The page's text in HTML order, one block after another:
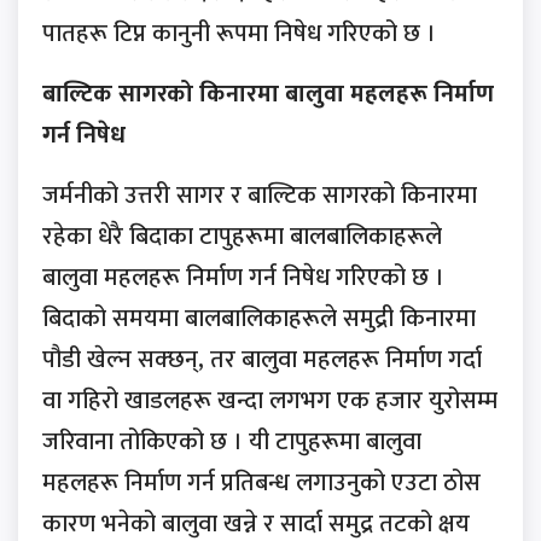
पातहरू टिप्न कानुनी रूपमा निषेध गरिएको छ ।
बाल्टिक सागरको किनारमा बालुवा महलहरू निर्माण
गर्न निषेध
जर्मनीको उत्तरी सागर र बाल्टिक सागरको किनारमा
रहेका धेरै बिदाका टापुहरूमा बालबालिकाहरूले
बालुवा महलहरू निर्माण गर्न निषेध गरिएको छ ।
बिदाको समयमा बालबालिकाहरूले समुद्री किनारमा
पौडी खेल्न सक्छन्, तर बालुवा महलहरू निर्माण गर्दा
वा गहिरो खाडलहरू खन्दा लगभग एक हजार युरोसम्म
जरिवाना तोकिएको छ । यी टापुहरूमा बालुवा
महलहरू निर्माण गर्न प्रतिबन्ध लगाउनुको एउटा ठोस
कारण भनेको बालुवा खन्ने र सार्दा समुद्र तटको क्षय